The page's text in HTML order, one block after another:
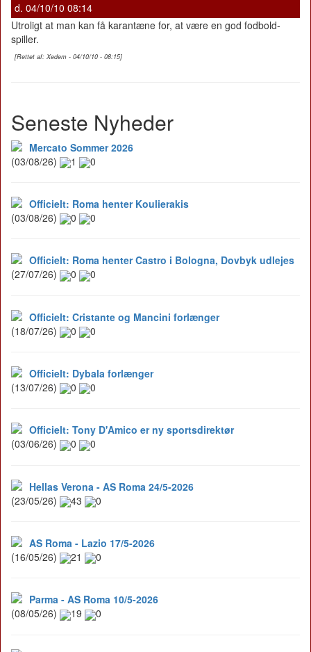
d. 04/10/10 08:14
Utroligt at man kan få karantæne for, at være en god fodbold-
spiller.
[Rettet af: Xedem - 04/10/10 - 08:15]
Seneste Nyheder
Mercato Sommer 2026
(03/08/26)
1 0
Officielt: Roma henter Koulierakis
(03/08/26)
0 0
Officielt: Roma henter Castro i Bologna, Dovbyk udlejes
(27/07/26)
0 0
Officielt: Cristante og Mancini forlænger
(18/07/26)
0 0
Officielt: Dybala forlænger
(13/07/26)
0 0
Officielt: Tony D'Amico er ny sportsdirektør
(03/06/26)
0 0
Hellas Verona - AS Roma 24/5-2026
(23/05/26)
43 0
AS Roma - Lazio 17/5-2026
(16/05/26)
21 0
Parma - AS Roma 10/5-2026
(08/05/26)
19 0